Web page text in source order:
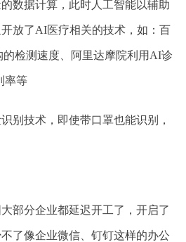
数据计算，此时人工智能以辅助
放了AI医疗相关的技术，如：百
检测速度、阿里达摩院利用AI诊
率等
别技术，即使带口罩也能识别，
部分企业都延迟开工了，开启了
了像企业微信、钉钉这样的办公